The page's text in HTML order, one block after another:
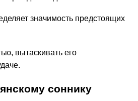
значимость предстоящих
вытаскивать его
соннику